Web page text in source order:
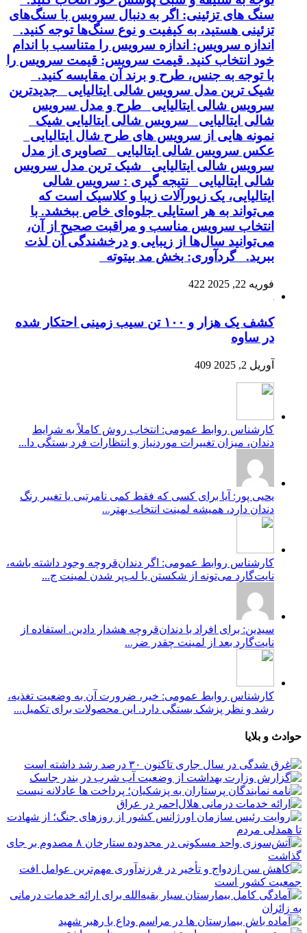
سنگ های تزئینی: اگر به دنبال سرویس با سنگ‌های
تزئینی هستید، به کیفیت و نوع سنگ‌ها توجه کنید.
اندازه سرویس: اندازه سرویس را متناسب با اندام
خود انتخاب کنید. قیمت سرویس: قیمت سرویس را
با توجه به جنس، طرح و برند آن مقایسه کنید.
شیک ترین مدل سرویس شالی ایتالیایی جدیدترین
سرویس شالی ایتالیایی طرح و مدل سرویس
شالی ایتالیایی سرویس شالی ایتالیایی شیک
نمونه هایی از سرویس های طرح شال ایتالیایی
عکس سرویس شالی ایتالیایی تصاویری از مدل
سرویس شالی ایتالیایی شیک ترین مدل سرویس
شالی ایتالیایی نتیجه گیری : سرویس شالی
ایتالیایی، یک زیورآلات زیبا و کلاسیک است که
می‌تواند به هر استایلی جلوه‌ای خاص ببخشد. با
انتخاب سرویس مناسب و مراقبت صحیح از آن،
می‌توانید سال‌ها از زیبایی و درخشندگی آن لذت
ببرید. گردآوری: بخش مد بیتوته
فوریه 22, 2025 422
کشف یک هزار و ۱۰۰ تن سیب زمینی احتکار شده
در ساوه
آوریل 2, 2025 409
کارشناس روابط عمومی: انتخاب روش کاملاً به شرایط
دندان، میزان تغییرات موردنیاز و انتظارات فرد بستگی دا...
یحیی پور: آیا برای کسی که فقط کمی نامرتبی یا تغییر رنگ
دندان دارد، همیشه لمینت انتخاب بهتر...
کارشناس روابط عمومی: اگر دندان‌قروچه وجود داشته باشه،
نایت‌گارد می‌تونه از شکستن یا لب‌پر شدن لمینت ج...
سیدین: برای افراد با دندان‌قروچه هشدار دادین. استفاده از
نایت‌گارد بعد از لمینت چقدر ضر...
کارشناس روابط عمومی: خیر، ضرورت آن به وضعیت تغذیه،
رشد و نظر پزشک بستگی دارد. این محصولات برای تکمیل...
حوادث و بلایا